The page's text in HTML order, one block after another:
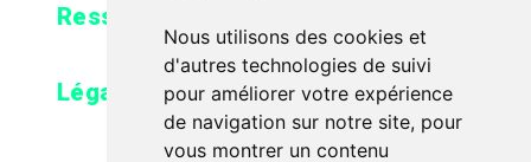
Nous utilisons des cookies et
d'autres technologies de suivi
pour améliorer votre expérience
de navigation sur notre site, pour
vous montrer un contenu
Ressources
Légal expand_more